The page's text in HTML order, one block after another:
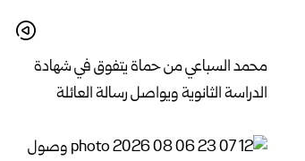
محمد السباعي من حماة يتفوق في شهادة
الدراسة الثانوية ويواصل رسالة العائلة